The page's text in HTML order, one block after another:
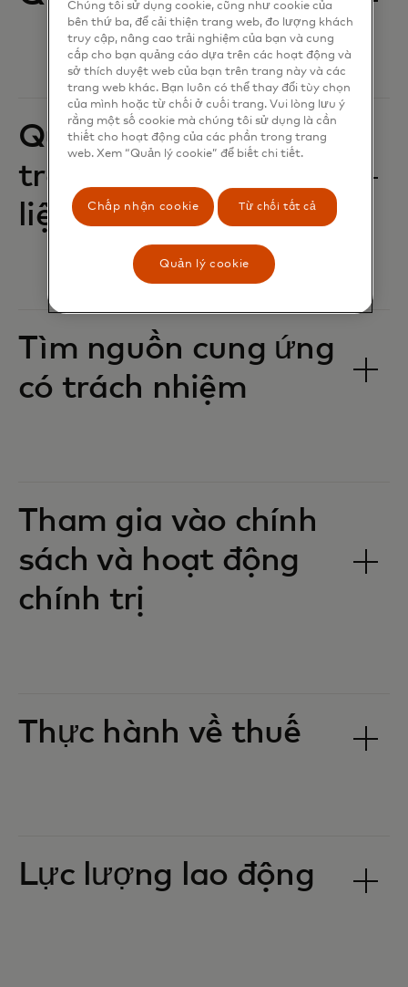
Quyền riêng tư,
trách nhiệm về dữ
liệu và an ninh
Tìm nguồn cung ứng
có trách nhiệm
Tham gia vào chính
sách và hoạt động
chính trị
Thực hành về thuế
Lực lượng lao động
Chúng tôi sử dụng cookie, cũng như cookie của
bên thứ ba, để cải thiện trang web, đo lượng khách
truy cập, nâng cao trải nghiệm của bạn và cung
cấp cho bạn quảng cáo dựa trên các hoạt động và
sở thích duyệt web của bạn trên trang này và các
trang web khác. Bạn luôn có thể thay đổi tùy chọn
của mình hoặc từ chối ở cuối trang. Vui lòng lưu ý
rằng một số cookie mà chúng tôi sử dụng là cần
thiết cho hoạt động của các phần trong trang
web. Xem “Quản lý cookie” để biết chi tiết.
Chấp nhận cookie Từ chối tất cả
Quản lý cookie